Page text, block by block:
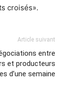
croisés».
Article suivant
entre
et producteurs
d’une semaine